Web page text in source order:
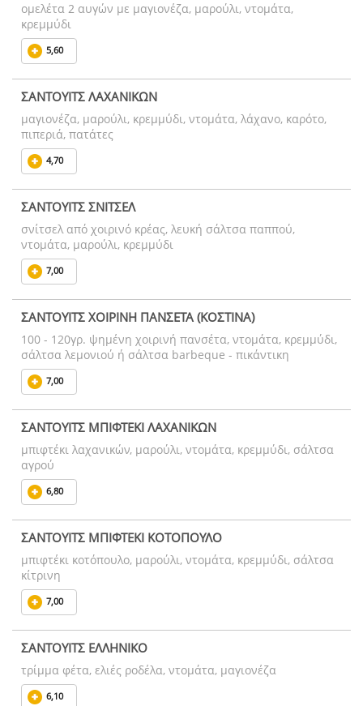
ομελέτα 2 αυγών με μαγιονέζα, μαρούλι, ντομάτα,
κρεμμύδι
5,60
ΣΑΝΤΟΥΙΤΣ ΛΑΧΑΝΙΚΩΝ
μαγιονέζα, μαρούλι, κρεμμύδι, ντομάτα, λάχανο, καρότο,
πιπεριά, πατάτες
4,70
ΣΑΝΤΟΥΙΤΣ ΣΝΙΤΣΕΛ
σνίτσελ από χοιρινό κρέας, λευκή σάλτσα παππού,
ντομάτα, μαρούλι, κρεμμύδι
7,00
ΣΑΝΤΟΥΙΤΣ ΧΟΙΡΙΝΗ ΠΑΝΣΕΤΑ (ΚΟΣΤΙΝΑ)
100 - 120γρ. ψημένη χοιρινή πανσέτα, ντομάτα, κρεμμύδι,
σάλτσα λεμονιού ή σάλτσα barbeque - πικάντικη
7,00
ΣΑΝΤΟΥΙΤΣ ΜΠΙΦΤΕΚΙ ΛΑΧΑΝΙΚΩΝ
μπιφτέκι λαχανικών, μαρούλι, ντομάτα, κρεμμύδι, σάλτσα
αγρού
6,80
ΣΑΝΤΟΥΙΤΣ ΜΠΙΦΤΕΚΙ ΚΟΤΟΠΟΥΛΟ
μπιφτέκι κοτόπουλο, μαρούλι, ντομάτα, κρεμμύδι, σάλτσα
κίτρινη
7,00
ΣΑΝΤΟΥΙΤΣ ΕΛΛΗΝΙΚΟ
τρίμμα φέτα, ελιές ροδέλα, ντομάτα, μαγιονέζα
6,10